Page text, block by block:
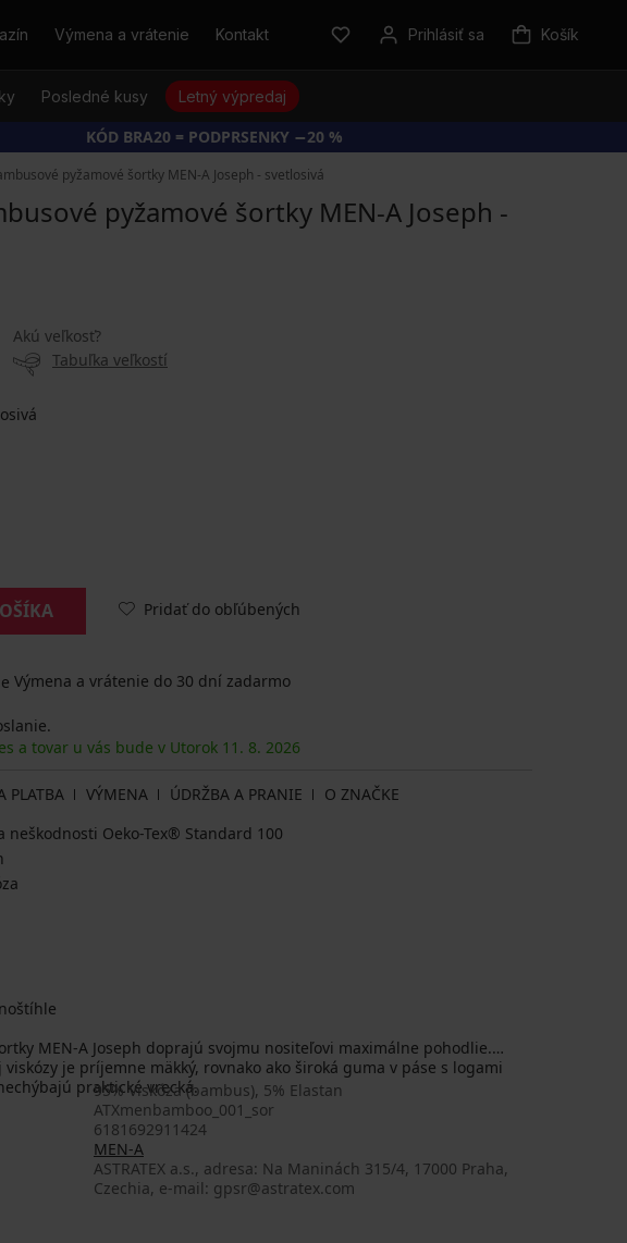
Výmena a vrátenie Kontakt Prihlásiť sa Košík
Posledné kusy Letný výpredaj
KÓD BRA20 = PODPRSENKY −20 %
pyžamové šortky MEN-A Joseph - svetlosivá
pyžamové šortky MEN-A Joseph -
Akú veľkosť?
Tabuľka veľkostí
Pridať do obľúbených
Výmena a vrátenie do 30 dní zadarmo
a tovar u vás bude v Utorok 11. 8. 2026
PLATBA VÝMENA ÚDRŽBA A PRANIE
O ZNAČKE
neškodnosti Oeko-Tex® Standard 100
MEN-A Joseph doprajú svojmu nositeľovi maximálne pohodlie.
je príjemne mäkký, rovnako ako široká guma v páse s logami
praktické vrecká.
95% Viskóza (bambus), 5% Elastan
ATXmenbamboo_001_sor
6181692911424
MEN-A
ASTRATEX a.s., adresa: Na Maninách 315/4, 17000 Praha,
Czechia, e-mail: gpsr@astratex.com